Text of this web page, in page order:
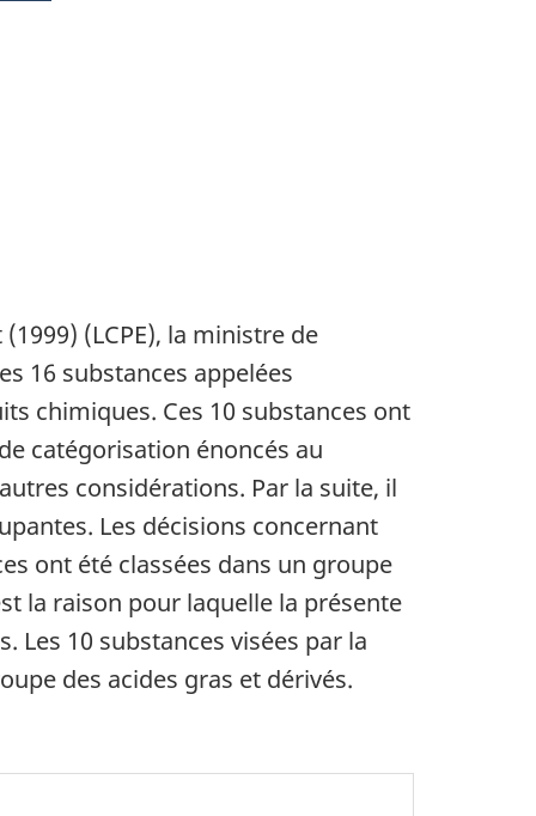
(LCPE), la ministre de
16 substances appelées
chimiques. Ces 10 substances ont
catégorisation énoncés au
considérations. Par la suite, il
Les décisions concernant
ont été classées dans un groupe
de page
la raison pour laquelle la présente
Les 10 substances visées par la
des acides gras et dérivés.